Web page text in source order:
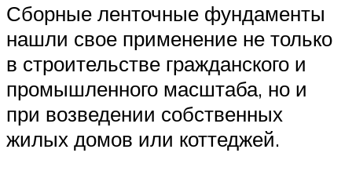
Сборные ленточные фундаменты
нашли свое применение не только
в строительстве гражданского и
промышленного масштаба, но и
при возведении собственных
жилых домов или коттеджей.